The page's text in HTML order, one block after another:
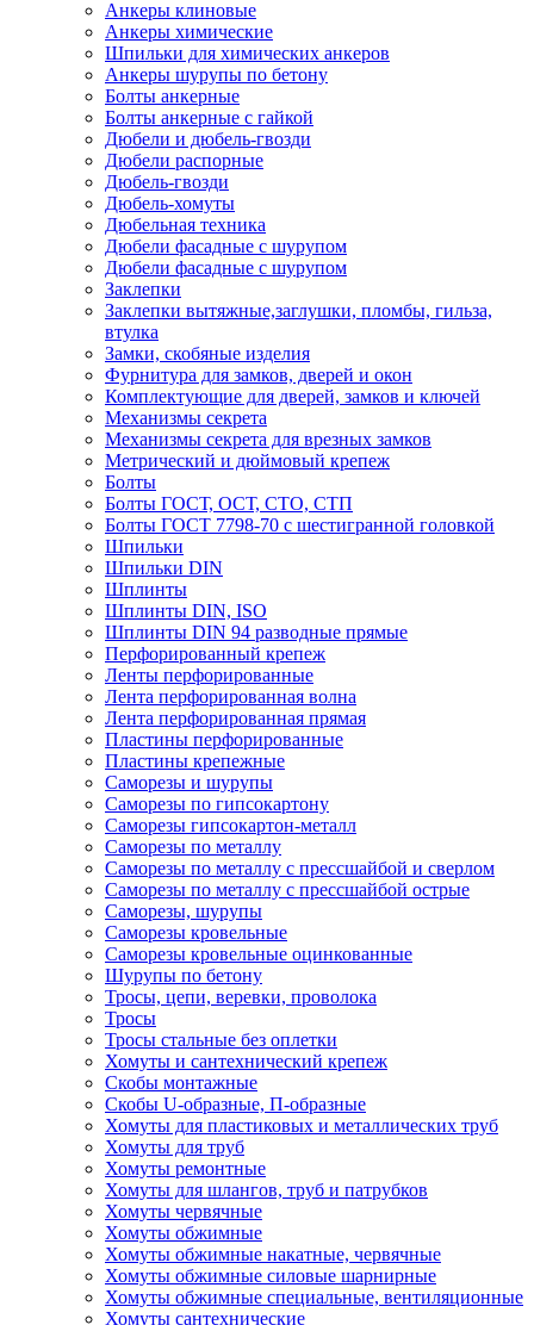
Анкеры клиновые
Анкеры химические
Шпильки для химических анкеров
Анкеры шурупы по бетону
Болты анкерные
Болты анкерные с гайкой
Дюбели и дюбель-гвозди
Дюбели распорные
Дюбель-гвозди
Дюбель-хомуты
Дюбельная техника
Дюбели фасадные с шурупом
Дюбели фасадные с шурупом
Заклепки
Заклепки вытяжные,заглушки, пломбы, гильза,
втулка
Замки, скобяные изделия
Фурнитура для замков, дверей и окон
Комплектующие для дверей, замков и ключей
Механизмы секрета
Механизмы секрета для врезных замков
Метрический и дюймовый крепеж
Болты
Болты ГОСТ, ОСТ, СТО, СТП
Болты ГОСТ 7798-70 с шестигранной головкой
Шпильки
Шпильки DIN
Шплинты
Шплинты DIN, ISO
Шплинты DIN 94 разводные прямые
Перфорированный крепеж
Ленты перфорированные
Лента перфорированная волна
Лента перфорированная прямая
Пластины перфорированные
Пластины крепежные
Саморезы и шурупы
Саморезы по гипсокартону
Саморезы гипсокартон-металл
Саморезы по металлу
Саморезы по металлу с прессшайбой и сверлом
Саморезы по металлу с прессшайбой острые
Саморезы, шурупы
Саморезы кровельные
Саморезы кровельные оцинкованные
Шурупы по бетону
Тросы, цепи, веревки, проволока
Тросы
Тросы стальные без оплетки
Хомуты и сантехнический крепеж
Скобы монтажные
Скобы U-образные, П-образные
Хомуты для пластиковых и металлических труб
Хомуты для труб
Хомуты ремонтные
Хомуты для шлангов, труб и патрубков
Хомуты червячные
Хомуты обжимные
Хомуты обжимные накатные, червячные
Хомуты обжимные силовые шарнирные
Хомуты обжимные специальные, вентиляционные
Хомуты сантехнические